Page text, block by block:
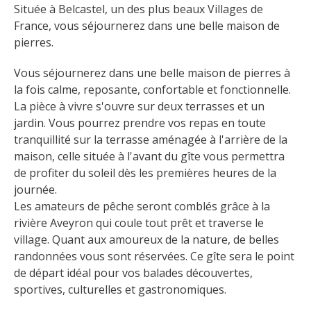
Le Pays des Bastides du
Rouergue
Les Villes et Pays d'art et
d'histoire
De la vallée du Lot au pays
Decazeville-Aubin
Patrimoine mondial de
l'UNESCO
Située à Belcastel, un des plus beaux Villages de
France, vous séjournerez dans une belle maison de
pierres.
Vous séjournerez dans une belle maison de pierres à
la fois calme, reposante, confortable et fonctionnelle.
La pièce à vivre s'ouvre sur deux terrasses et un
jardin. Vous pourrez prendre vos repas en toute
tranquillité sur la terrasse aménagée à l'arrière de la
maison, celle située à l'avant du gîte vous permettra
de profiter du soleil dès les premières heures de la
journée.
Les amateurs de pêche seront comblés grâce à la
rivière Aveyron qui coule tout prêt et traverse le
village. Quant aux amoureux de la nature, de belles
randonnées vous sont réservées. Ce gîte sera le point
de départ idéal pour vos balades découvertes,
sportives, culturelles et gastronomiques.